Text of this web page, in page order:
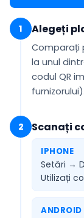
1 Alegeți
Comparați
la unul
codul QR
furnizorului).
2 Scanați
IPHONE
Setări →
Utilizați
ANDROID